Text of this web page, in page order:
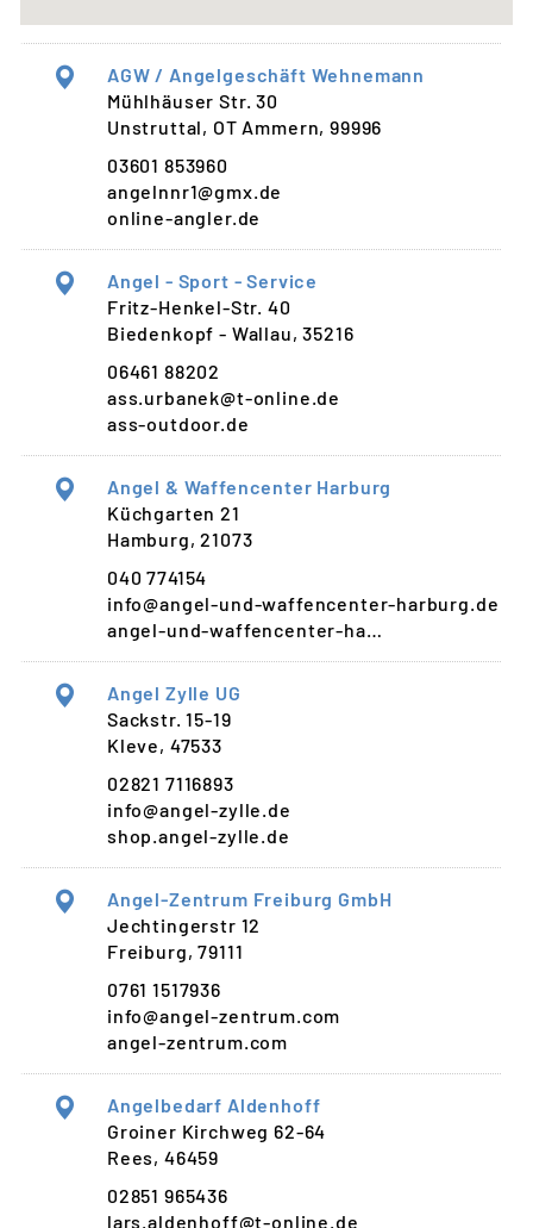
AGW / Angelgeschäft Wehnemann
Mühlhäuser Str. 30
Unstruttal, OT Ammern, 99996
03601 853960
angelnnr1@gmx.de
online-angler.de
Angel - Sport - Service
Fritz-Henkel-Str. 40
Biedenkopf - Wallau, 35216
06461 88202
ass.urbanek@t-online.de
ass-outdoor.de
Angel & Waffencenter Harburg
Küchgarten 21
Hamburg, 21073
040 774154
info@angel-und-waffencenter-harburg.de
angel-und-waffencenter-ha…
Angel Zylle UG
Sackstr. 15-19
Kleve, 47533
02821 7116893
info@angel-zylle.de
shop.angel-zylle.de
Angel-Zentrum Freiburg GmbH
Jechtingerstr 12
Freiburg, 79111
0761 1517936
info@angel-zentrum.com
angel-zentrum.com
Angelbedarf Aldenhoff
Groiner Kirchweg 62-64
Rees, 46459
02851 965436
lars.aldenhoff@t-online.de